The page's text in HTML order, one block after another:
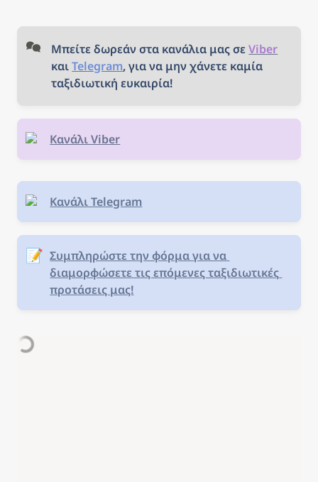
Μπείτε δωρεάν στα κανάλια μας σε Viber
και Telegram, για να μην χάνετε καμία
ταξιδιωτική ευκαιρία!
Κανάλι Viber
Κανάλι Telegram
📝 Συμπληρώστε την φόρμα για να
διαμορφώσετε τις επόμενες ταξιδιωτικές
προτάσεις μας!